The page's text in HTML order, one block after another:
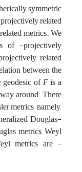
symmetric
related
metrics. We
of -projectively
related
between the
ofFis a
around. There
metrics, namely,
Douglas-
metrics, Weyl
metrics are -